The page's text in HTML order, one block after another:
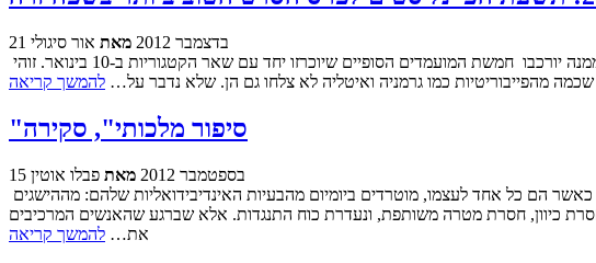
21 בדצמבר 2012 מאת אור סיגולי
מהפייבוריטיות כמו גרמניה ואיטליה לא צלחו גם הן. שלא נדבר על… להמשך קריאה
"סיפור מלכותי", סקירה
15 בספטמבר 2012 מאת פבלו אוטין
כיוון, חסרת מטרה משותפת, ונעדרת כוח התנגדות. אלא שברגע שהאנשים המרכיבים
את… להמשך קריאה